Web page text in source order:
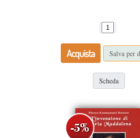
Acquista Salva per
Scheda